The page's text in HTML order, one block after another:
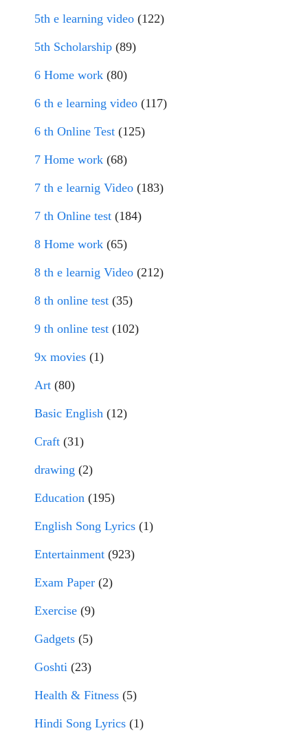
5th e learning video (122)
5th Scholarship (89)
6 Home work (80)
6 th e learning video (117)
6 th Online Test (125)
7 Home work (68)
7 th e learnig Video (183)
7 th Online test (184)
8 Home work (65)
8 th e learnig Video (212)
8 th online test (35)
9 th online test (102)
9x movies (1)
Art (80)
Basic English (12)
Craft (31)
drawing (2)
Education (195)
English Song Lyrics (1)
Entertainment (923)
Exam Paper (2)
Exercise (9)
Gadgets (5)
Goshti (23)
Health & Fitness (5)
Hindi Song Lyrics (1)